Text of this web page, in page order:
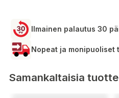
Ilmainen palautus 30
Nopeat ja monipuoliset
Samankaltaisia